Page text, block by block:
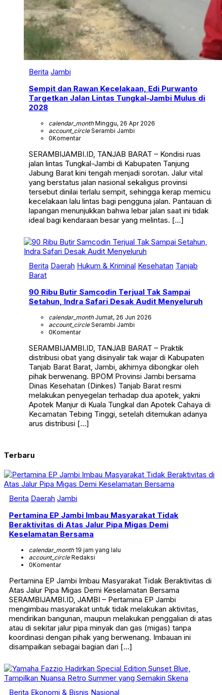
Berita Jambi
Sempit dan Rawan Kecelakaan, Edi Purwanto
Targetkan Jalan Lintas Tungkal-Jambi Mulus di
2028
calendar_monthMinggu, 26 Apr 2026
account_circleSerambi Jambi
0Komentar
SERAMBIJAMBI.ID, TANJAB BARAT – Kondisi ruas
jalan lintas Tungkal-Jambi di Kabupaten Tanjung
Jabung Barat kini tengah menjadi sorotan. Jalur vital
yang berstatus jalan nasional sekaligus provinsi
tersebut dinilai terlalu sempit, sehingga kerap memicu
kecelakaan lalu lintas bagi pengguna jalan. Pantauan di
lapangan menunjukkan bahwa lebar jalan saat ini tidak
ideal bagi kendaraan besar yang melintas. […]
Berita Daerah Hukum & Kriminal Kesehatan Tanjab
Barat
90 Ribu Butir Samcodin Terjual Tak Sampai
Setahun, Indra Safari Desak Audit Menyeluruh
calendar_monthJumat, 26 Jun 2026
account_circleSerambi Jambi
0Komentar
SERAMBIJAMBI.ID, TANJAB BARAT – Praktik
distribusi obat yang disinyalir tak wajar di Kabupaten
Tanjab Barat Barat, Jambi, akhirnya dibongkar oleh
pihak berwenang. BPOM Provinsi Jambi bersama
Dinas Kesehatan (Dinkes) Tanjab Barat resmi
melakukan penyegelan terhadap dua apotek, yakni
Apotek Manjur di Kuala Tungkal dan Apotek Cahaya di
Kecamatan Tebing Tinggi, setelah ditemukan adanya
arus distribusi […]
Terbaru
Berita Daerah Jambi
Pertamina EP Jambi Imbau Masyarakat Tidak
Beraktivitas di Atas Jalur Pipa Migas Demi
Keselamatan Bersama
calendar_month19 jam yang lalu
account_circleRedaksi
0Komentar
Pertamina EP Jambi Imbau Masyarakat Tidak Beraktivitas di
Atas Jalur Pipa Migas Demi Keselamatan Bersama
SERAMBIJAMBI.ID, JAMBI – Pertamina EP Jambi
mengimbau masyarakat untuk tidak melakukan aktivitas,
mendirikan bangunan, maupun melakukan penggalian di atas
atau di sekitar jalur pipa minyak dan gas (migas) tanpa
koordinasi dengan pihak yang berwenang. Imbauan ini
disampaikan sebagai bagian dari […]
Berita Ekonomi & Bisnis Nasional